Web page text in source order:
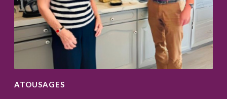
ATOUSAGES